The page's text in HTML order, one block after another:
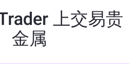
上交易贵
金属